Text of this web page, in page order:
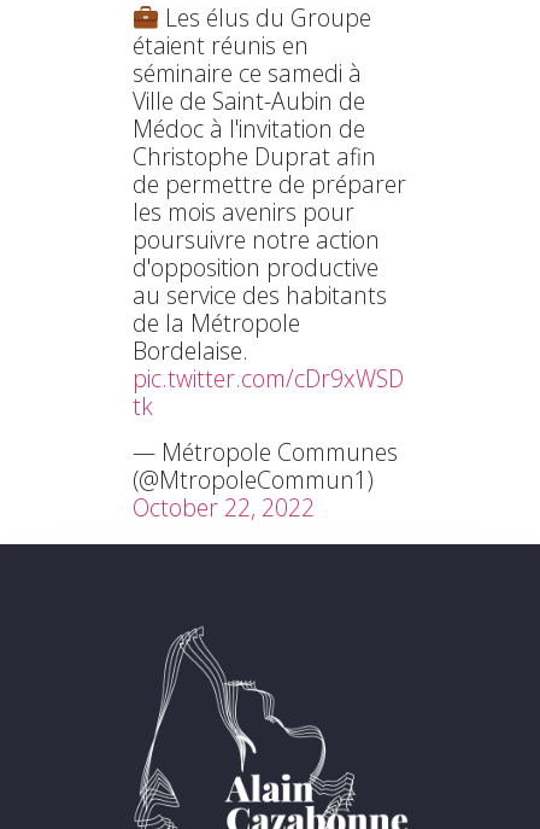
Les élus du Groupe
étaient réunis en
séminaire ce samedi à
Ville de Saint-Aubin de
Médoc à l'invitation de
Christophe Duprat afin
de permettre de préparer
les mois avenirs pour
poursuivre notre action
d'opposition productive
au service des habitants
de la Métropole
Bordelaise.
pic.twitter.com/cDr9xWSD
tk
— Métropole Communes
(@MtropoleCommun1)
October 22, 2022